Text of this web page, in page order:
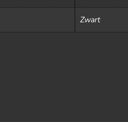
Zwart